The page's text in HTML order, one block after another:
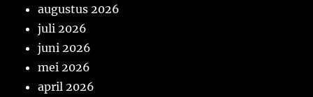
augustus 2026
juli 2026
juni 2026
mei 2026
april 2026